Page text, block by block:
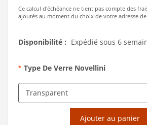
Ce calcul d'échéance ne tient pas compte des
ajoutés au moment du choix de votre adresse
Disponibilité : Expédié sous 6
* Type De Verre Novellini
Ajouter au panier